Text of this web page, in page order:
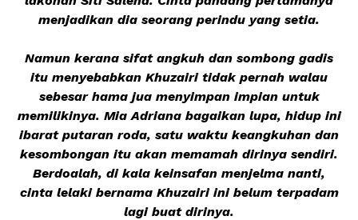
menjadikan dia seorang perindu yang setia.
Namun kerana sifat angkuh dan sombong gadis
itu menyebabkan Khuzairi tidak pernah walau
sebesar hama jua menyimpan impian untuk
memilikinya. Mia Adriana bagaikan lupa, hidup ini
ibarat putaran roda, satu waktu keangkuhan dan
kesombongan itu akan memamah dirinya sendiri.
Berdoalah, di kala keinsafan menjelma nanti,
cinta lelaki bernama Khuzairi ini belum terpadam
lagi buat dirinya.